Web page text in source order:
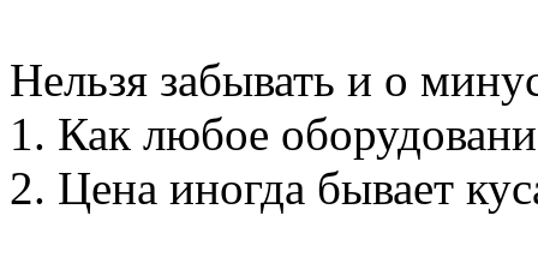
Нельзя забывать и о
1. Как любое
2. Цена иногда бывает